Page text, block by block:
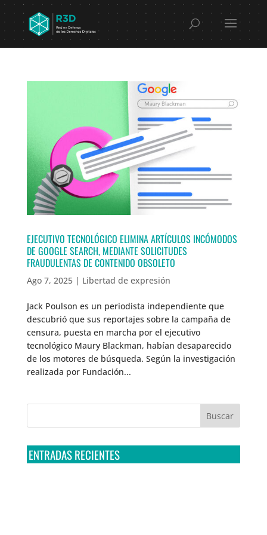
EJECUTIVO TECNOLÓGICO ELIMINA ARTÍCULOS INCÓMODOS
DE GOOGLE SEARCH, MEDIANTE SOLICITUDES
FRAUDULENTAS DE CONTENIDO OBSOLETO
Ago 7, 2025| Libertad de expresión
Jack Poulson es un periodista independiente que
descubrió que sus reportajes sobre la campaña de
censura, puesta en marcha por el ejecutivo
tecnológico Maury Blackman, habían desaparecido
de los motores de búsqueda. Según la investigación
realizada por Fundación...
ENTRADAS RECIENTES